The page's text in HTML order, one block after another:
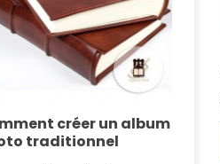
créer un album
traditionnel